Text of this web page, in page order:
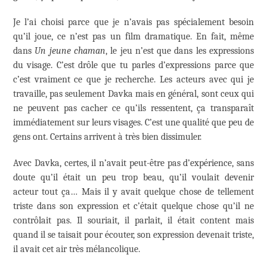
Je l’ai choisi parce que je n’avais pas spécialement besoin
qu’il joue, ce n’est pas un film dramatique. En fait, même
dans Un jeune chaman, le jeu n’est que dans les expressions
du visage. C’est drôle que tu parles d’expressions parce que
c’est vraiment ce que je recherche. Les acteurs avec qui je
travaille, pas seulement Davka mais en général, sont ceux qui
ne peuvent pas cacher ce qu’ils ressentent, ça transparaît
immédiatement sur leurs visages. C’est une qualité que peu de
gens ont. Certains arrivent à très bien dissimuler.
Avec Davka, certes, il n’avait peut-être pas d’expérience, sans
doute qu’il était un peu trop beau, qu’il voulait devenir
acteur tout ça… Mais il y avait quelque chose de tellement
triste dans son expression et c’était quelque chose qu’il ne
contrôlait pas. Il souriait, il parlait, il était content mais
quand il se taisait pour écouter, son expression devenait triste,
il avait cet air très mélancolique.